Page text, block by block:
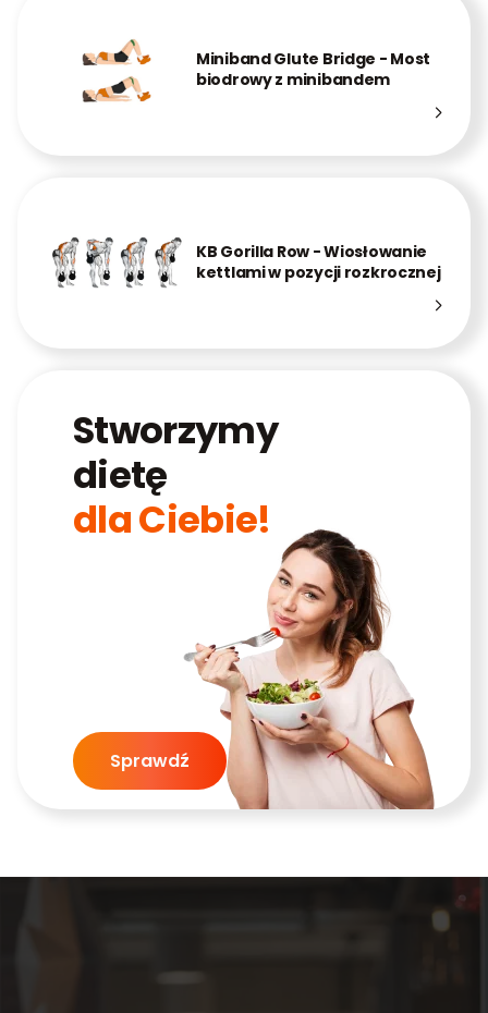
Miniband Glute Bridge - Most
biodrowy z minibandem
KB Gorilla Row - Wiosłowanie
kettlami w pozycji rozkrocznej
Stworzymy
dietę
dla Ciebie!
Sprawdź